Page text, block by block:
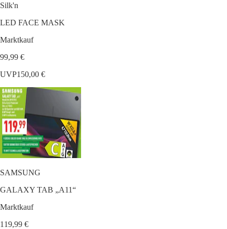
Silk'n
LED FACE MASK
Marktkauf
99,99 €
UVP150,00 €
SAMSUNG
GALAXY TAB „A11“
Marktkauf
119,99 €